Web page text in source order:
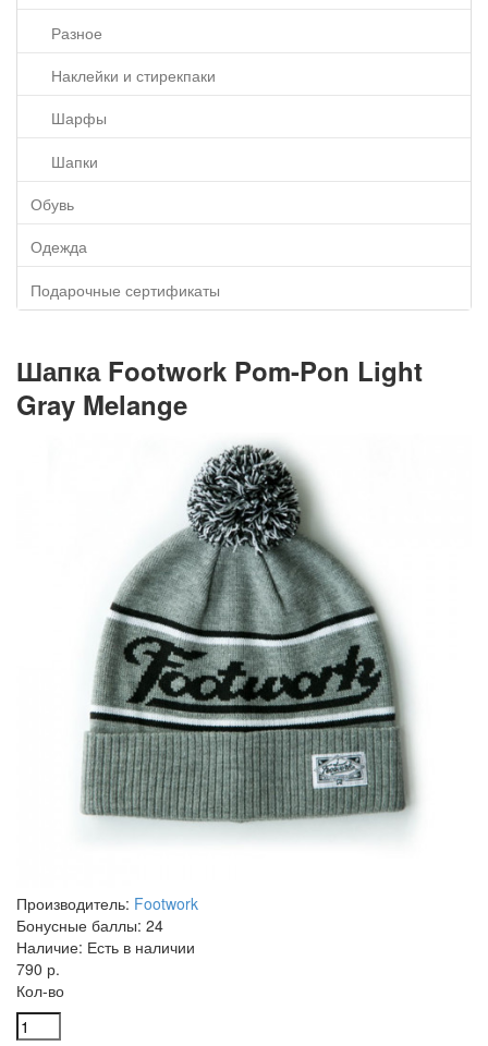
Разное
Наклейки и стирекпаки
Шарфы
Шапки
Обувь
Одежда
Подарочные сертификаты
Шапка Footwork Pom-Pon Light
Gray Melange
Производитель: Footwork
Бонусные баллы: 24
Наличие: Есть в наличии
790 р.
Кол-во